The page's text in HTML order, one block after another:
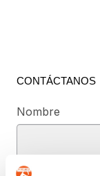
CONTÁCTANOS
Nombre
Teléfono de